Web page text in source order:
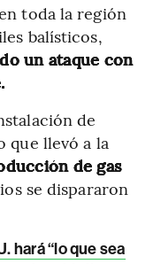
toda la región
balísticos,
un ataque con
de
que llevó a la
de gas
se dispararon
hará “lo que sea